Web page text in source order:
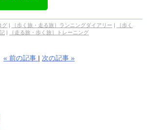
グ ［歩く旅・走る旅］ランニングダイアリー
［歩く
［走る旅・歩く旅］トレーニング
« 前の記事 次の記事 »